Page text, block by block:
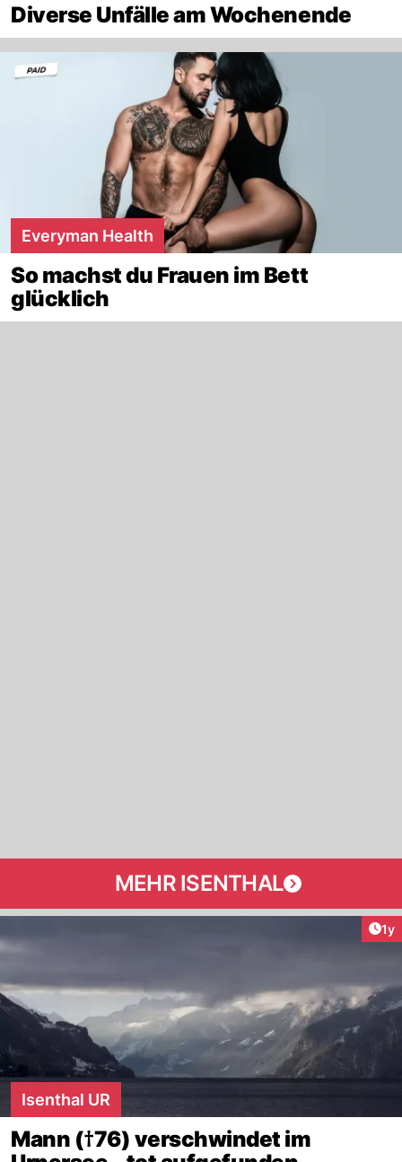
Diverse Unfälle am Wochenende
Everyman Health
So machst du Frauen im Bett
glücklich
MEHR ISENTHAL
1y
Isenthal UR
Mann (†76) verschwindet im